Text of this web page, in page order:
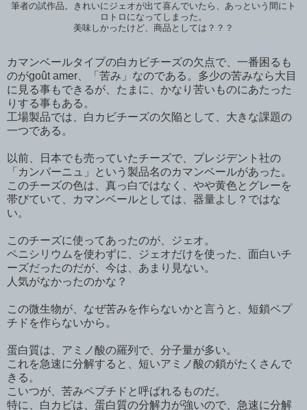
筆者の試作品。きれいにジェオが出て喜んでいたら、あっという間にト
ロトロになってしまった。
美味しかったけど、商品としては？？？
カマンベールタイプの白カビチーズの欠点で、一番困るも
のがgoût amer、「苦み」なのである。多少の苦みなら大目
に見る事もできるが、たまに、かなり苦いものにあたった
りする事もある。
工場製品では、白カビチーズの欠陥として、大きな課題の
一つである。
以前、日本でも売っていたチーズで、プレジデント社の
「カンパーニュ」という製品名のカマンベールがあった。
このチーズの色は、真っ白ではなく、やや黄色とグレーを
帯びていて、カマンベールとしては、器量よし？ではな
い。
このチーズに使ってあったのが、ジェオ。
ペニシリウムを使わずに、ジェオだけを使った、面白いチ
ーズだったのだが、今は、あまり見ない。
人気がなかったのかな？
この微生物が、なぜ苦みを作らないかと言うと、短鎖ペプ
チドを作らないから。
蛋白質は、アミノ酸の羅列で、分子量が多い。
これを急速に分解すると、短いアミノ酸の鎖がたくさんで
きる。
こいつが、苦みペプチドと呼ばれるものだ。
特に、白カビは、蛋白質の分解力が強いので、急速に分解